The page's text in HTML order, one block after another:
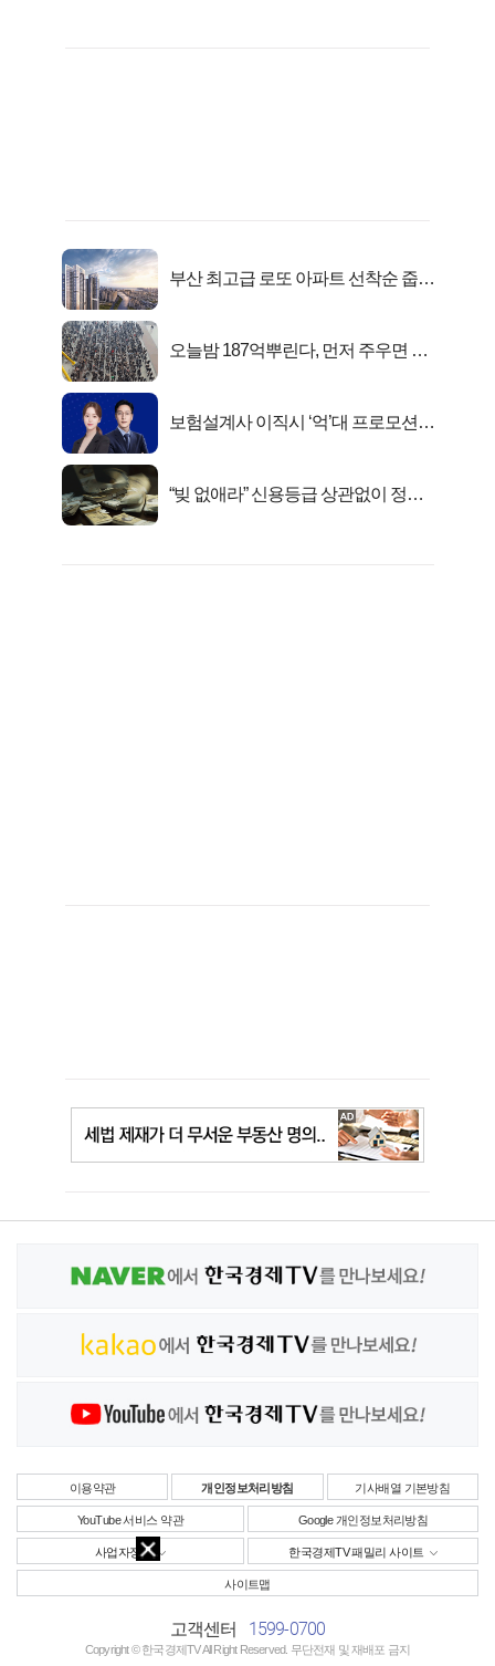
부산 최고급 로또 아파트 선착순 줍줍
오늘밤 187억뿌린다, 먼저 주우면 최
보험설계사 이직시 ‘억’대 프로모션!
“빚 없애라” 신용등급 상관없이 정부
이용약관 개인정보처리방침 기사배열 기본방침
YouTube 서비스 약관 Google 개인정보처리방침
사업자정보 한국경제TV 패밀리 사이트
사이트맵
고객센터 1599-0700
Copyright © 한국경제TV All Right Reserved. 무단전재 및 재배포 금지